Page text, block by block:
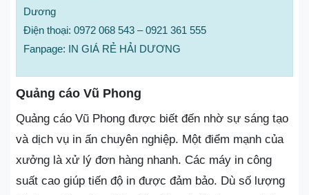
Dương
Điện thoại: 0972 068 543 – 0921 361 555
Fanpage: IN GIÁ RẺ HẢI DƯƠNG
Quảng cáo Vũ Phong
Quảng cáo Vũ Phong được biết đến nhờ sự sáng tạo
và dịch vụ in ấn chuyên nghiệp. Một điểm mạnh của
xưởng là xử lý đơn hàng nhanh. Các máy in công
suất cao giúp tiến độ in được đảm bảo. Dù số lượng